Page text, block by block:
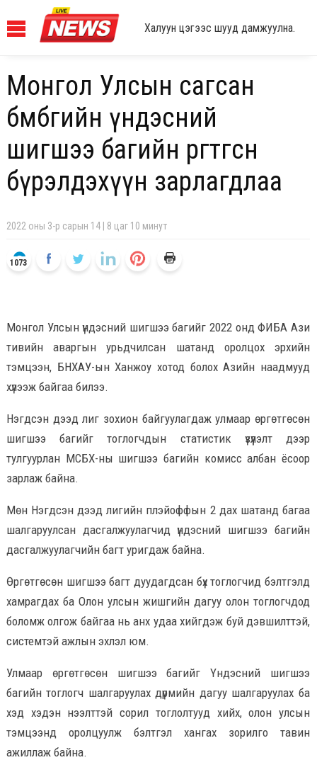
Халуун цэгээс шууд дамжуулна.
Монгол Улсын сагсан
бөмбөгийн үндэсний
шигшээ багийн өргөтгөсөн
бүрэлдэхүүн зарлагдлаа
2022 оны 3-р сарын 14 | 8 цаг 10 минут
1073
Монгол Улсын үндэсний шигшээ багийг 2022 онд ФИБА Ази
тивийн аваргын урьдчилсан шатанд оролцох эрхийн
тэмцээн, БНХАУ-ын Ханжоу хотод болох Азийн наадмууд
хүлээж байгаа билээ.
Нэгдсэн дээд лиг зохион байгуулагдаж улмаар өргөтгөсөн
шигшээ багийг тоглогчдын статистик үзүүлэлт дээр
тулгуурлан МСБХ-ны шигшээ багийн комисс албан ёсоор
зарлаж байна.
Мөн Нэгдсэн дээд лигийн плэйоффын 2 дах шатанд багаа
шалгаруулсан дасгалжуулагчид үндэсний шигшээ багийн
дасгалжуулагчийн багт уригдаж байна.
Өргөтгөсөн шигшээ багт дуудагдсан бүх тоглогчид бэлтгэлд
хамрагдах ба Олон улсын жишгийн дагуу олон тоглогчдод
боломж олгож байгаа нь анх удаа хийгдэж буй дэвшилттэй,
системтэй ажлын эхлэл юм.
Улмаар өргөтгөсөн шигшээ багийг Үндэсний шигшээ
багийн тоглогч шалгаруулах дүрмийн дагуу шалгаруулах ба
хэд хэдэн нээлттэй сорил тоглолтууд хийх, олон улсын
тэмцээнд оролцуулж бэлтгэл хангах зорилго тавин
ажиллаж байна.